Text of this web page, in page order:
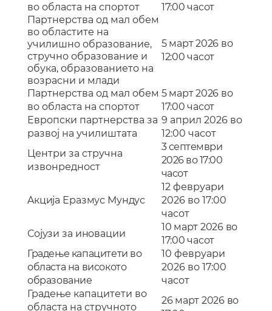
во областа на спортот
17:00 часот
Партнерства од мал обем
во областите на
училишно образование,
стручно образование и
обука, образованието на
возрасни и млади
5 март 2026 во
12:00 часот
Партнерства од мал обем
во областа на спортот
5 март 2026 во
17:00 часот
Европски партнерства за
развој на училиштата
9 април 2026 во
12:00 часот
Центри за стручна
извонредност
3 септември
2026 во 17:00
часот
Aкција Еразмус Мундус
12 февруари
2026 во 17:00
часот
Сојузи за иновации
10 март 2026 во
17:00 часот
Градење капацитети во
областа на високото
образование
10 февруари
2026 во 17:00
часот
Градење капацитети во
областа на стручното
26 март 2026 во